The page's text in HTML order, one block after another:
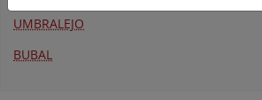
UMBRALEJO
BUBAL